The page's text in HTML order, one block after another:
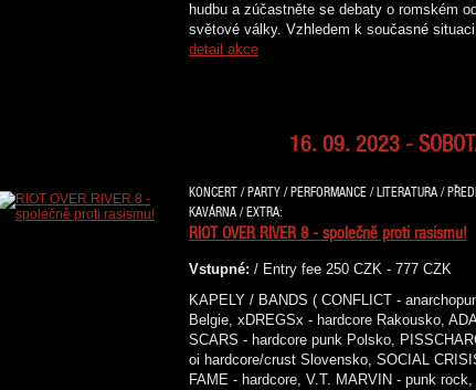
hudbu a zúčastněte se debaty o romském
světové války. Vzhledem k současné
detail akce
16. 09. 2023 -
KONCERT / PARTY / PERFORMANCE / LITERATURA /
KAVÁRNA / EXTRA:
RIOT OVER RIVER 8 - společně proti rasismu!
Vstupné: / Entry fee 250 CZK - 777 CZK
KAPELY / BANDS ( CONFLICT -
Belgie, xDREGSx - hardcore Rakousko,
SCARS - hardcore punk Polsko,
oi hardcore/crust Slovensko, SOCIAL
FAME - hardcore, V.T. MARVIN - punk